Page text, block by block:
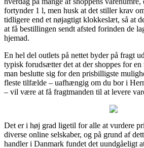
fortynder 1 l, men husk at det stiller krav
tidligere end et nøjagtigt klokkeslæt, så at
at få bestillingen sendt afsted forinden de
hjemad.
En hel del outlets på nettet byder på fragt
typisk forudsætter det at der shoppes for en
man beslutte sig for den prisbilligste
fleste tilfælde – uafhængig om du bor i
– vil være at få fragtmanden til at levere
Det er i høj grad ligetil for alle at vurdere
diverse online selskaber, og på grund af
handler i Danmark fundet det uundgåeligt